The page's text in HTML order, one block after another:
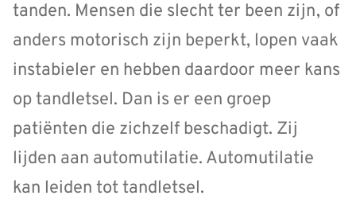
tanden. Mensen die slecht ter been zijn, of
anders motorisch zijn beperkt, lopen vaak
instabieler en hebben daardoor meer kans
op tandletsel. Dan is er een groep
patiënten die zichzelf beschadigt. Zij
lijden aan automutilatie. Automutilatie
kan leiden tot tandletsel.